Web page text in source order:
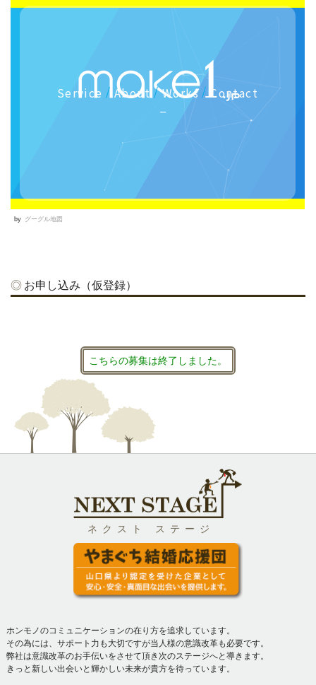
by グーグル地図
お申し込み（仮登録）
こちらの募集は終了しました。
ネクスト ステージ
ホンモノのコミュニケーションの在り方を追求しています。
その為には、サポート力も大切ですが当人様の意識改革も必要です。
弊社は意識改革のお手伝いをさせて頂き次のステージへと導きます。
きっと新しい出会いと輝かしい未来が貴方を待っています。